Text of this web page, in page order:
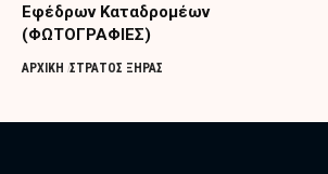
Εφέδρων Καταδρομέων
(ΦΩΤΟΓΡΑΦΙΕΣ)
ΑΡΧΙΚΗ ΣΤΡΑΤΟΣ ΞΗΡΑΣ